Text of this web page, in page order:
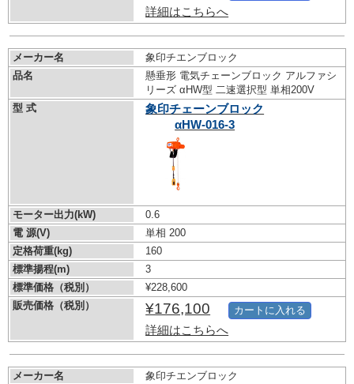
詳細はこちらへ
メーカー名
象印チエンブロック
品名
懸垂形 電気チェーンブロック アルファシ
リーズ αHW型 二速選択型 単相200V
型 式
象印チェーンブロック
αHW-016-3
モーター出力(kW)
0.6
電 源(V)
単相 200
定格荷重(kg)
160
標準揚程(m)
3
標準価格（税別）
¥228,600
販売価格（税別）
¥176,100
詳細はこちらへ
カートに入れる
メーカー名
象印チエンブロック